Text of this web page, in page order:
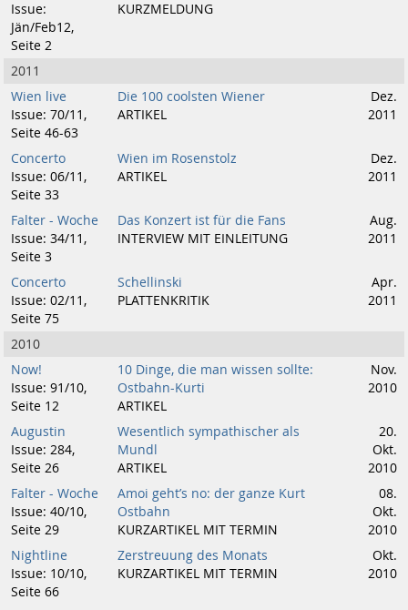
Issue:
Jän/Feb12,
Seite 2
KURZMELDUNG
2011
Wien live
Issue: 70/11,
Seite 46-63
Die 100 coolsten Wiener
ARTIKEL
Dez.
2011
Concerto
Issue: 06/11,
Seite 33
Wien im Rosenstolz
ARTIKEL
Dez.
2011
Falter - Woche
Issue: 34/11,
Seite 3
Das Konzert ist für die Fans
INTERVIEW MIT EINLEITUNG
Aug.
2011
Concerto
Issue: 02/11,
Seite 75
Schellinski
PLATTENKRITIK
Apr.
2011
2010
Now!
Issue: 91/10,
Seite 12
10 Dinge, die man wissen sollte:
Ostbahn-Kurti
ARTIKEL
Nov.
2010
Augustin
Issue: 284,
Seite 26
Wesentlich sympathischer als
Mundl
ARTIKEL
20.
Okt.
2010
Falter - Woche
Issue: 40/10,
Seite 29
Amoi geht’s no: der ganze Kurt
Ostbahn
KURZARTIKEL MIT TERMIN
08.
Okt.
2010
Nightline
Issue: 10/10,
Seite 66
Zerstreuung des Monats
KURZARTIKEL MIT TERMIN
Okt.
2010